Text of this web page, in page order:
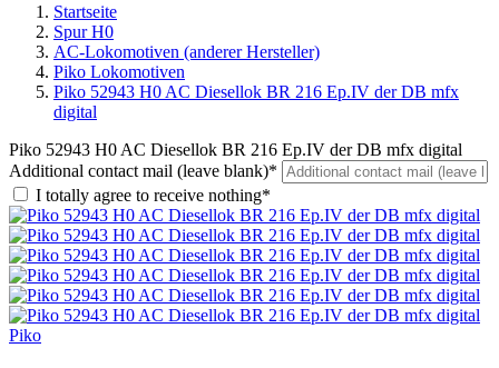
Startseite
Spur H0
AC-Lokomotiven (anderer Hersteller)
Piko Lokomotiven
Piko 52943 H0 AC Diesellok BR 216 Ep.IV der DB mfx
digital
Piko 52943 H0 AC Diesellok BR 216 Ep.IV der DB mfx digital
Additional contact mail (leave blank)*
I totally agree to receive nothing*
Piko